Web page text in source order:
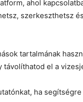
ahol
szerkeszthetsz
tartalmának
távolíthatod el a
ha